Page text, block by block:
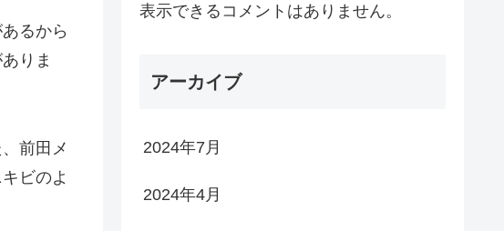
るから
りま
前田メ
ビのよ
表示できるコメントはありません。
アーカイブ
2024年7月
2024年4月